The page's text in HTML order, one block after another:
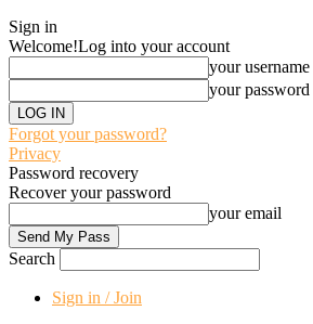
Sign in
Welcome!Log into your account
your username
your password
Forgot your password?
Privacy
Password recovery
Recover your password
your email
Search
Sign in / Join